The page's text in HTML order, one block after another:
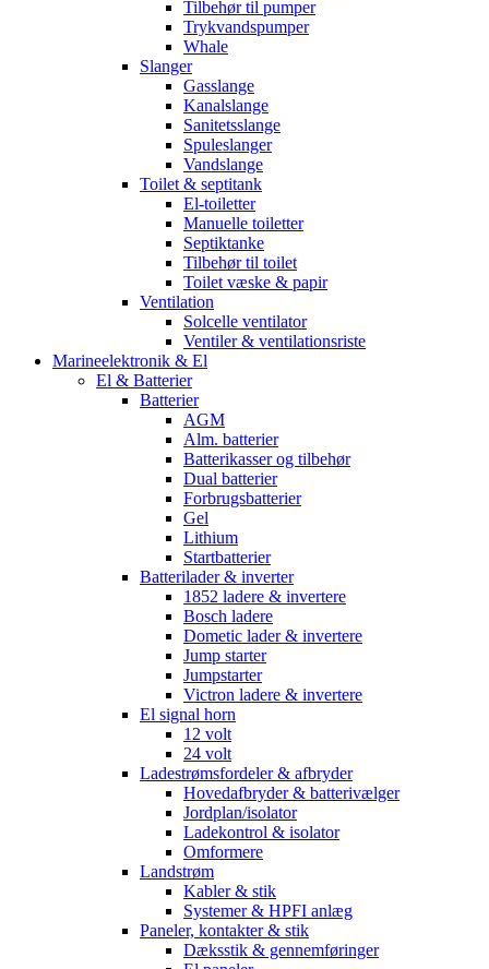
Tilbehør til pumper
Trykvandspumper
Whale
Slanger
Gasslange
Kanalslange
Sanitetsslange
Spuleslanger
Vandslange
Toilet & septitank
El-toiletter
Manuelle toiletter
Septiktanke
Tilbehør til toilet
Toilet væske & papir
Ventilation
Solcelle ventilator
Ventiler & ventilationsriste
Marineelektronik & El
El & Batterier
Batterier
AGM
Alm. batterier
Batterikasser og tilbehør
Dual batterier
Forbrugsbatterier
Gel
Lithium
Startbatterier
Batterilader & inverter
1852 ladere & invertere
Bosch ladere
Dometic lader & invertere
Jump starter
Jumpstarter
Victron ladere & invertere
El signal horn
12 volt
24 volt
Ladestrømsfordeler & afbryder
Hovedafbryder & batterivælger
Jordplan/isolator
Ladekontrol & isolator
Omformere
Landstrøm
Kabler & stik
Systemer & HPFI anlæg
Paneler, kontakter & stik
Dæksstik & gennemføringer